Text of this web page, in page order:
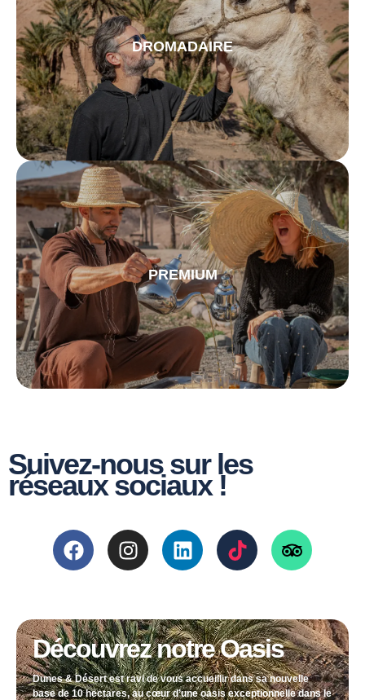
DROMADAIRE
PREMIUM
Suivez-nous sur les
réseaux sociaux !
Découvrez notre Oasis
Dunes & Désert est ravi de vous accueillir dans sa nouvelle
base de 10 hectares, au cœur d’une oasis exceptionnelle dans le